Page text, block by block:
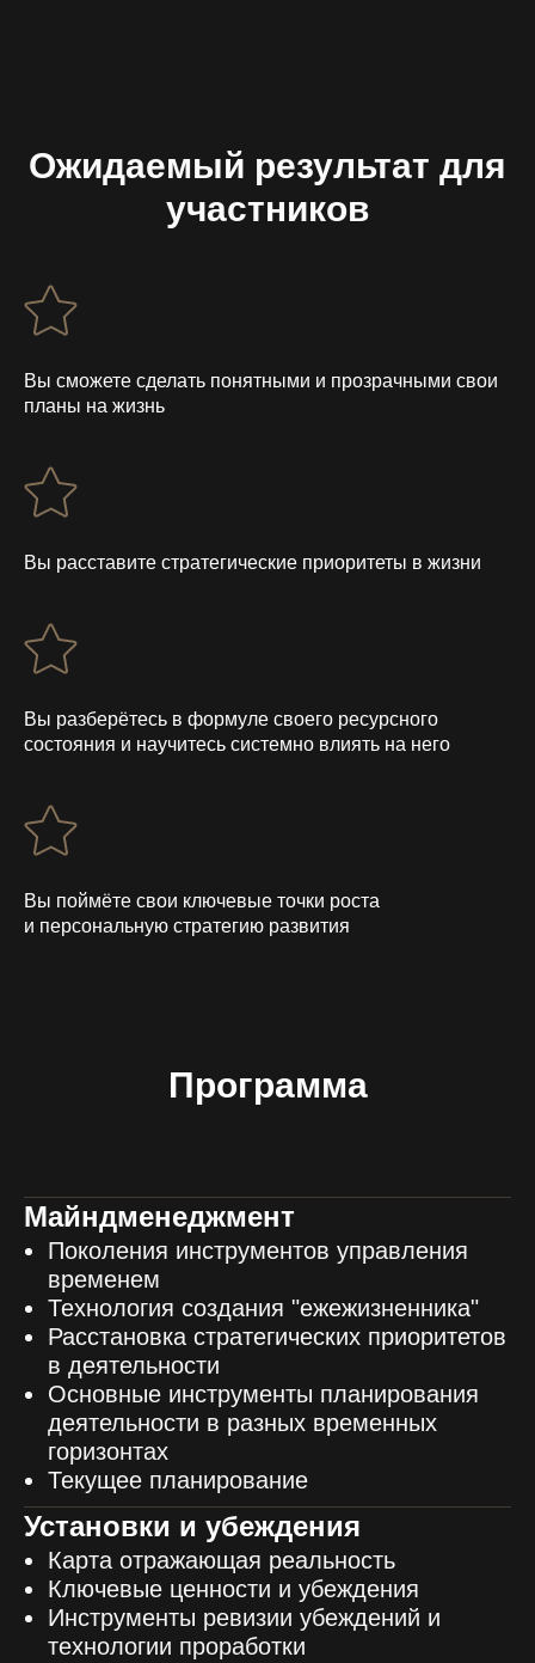
Ожидаемый результат для
участников
Вы сможете сделать понятными и прозрачными свои
планы на жизнь
Вы расставите стратегические приоритеты в жизни
Вы разберётесь в формуле своего ресурсного
состояния и научитесь системно влиять на него
Вы поймёте свои ключевые точки роста
и персональную стратегию развития
Программа
Майндменеджмент
Поколения инструментов управления
временем
Технология создания "ежежизненника"
Расстановка стратегических приоритетов
в деятельности
Основные инструменты планирования
деятельности в разных временных
горизонтах
Текущее планирование
Установки и убеждения
Карта отражающая реальность
Ключевые ценности и убеждения
Инструменты ревизии убеждений и
технологии проработки